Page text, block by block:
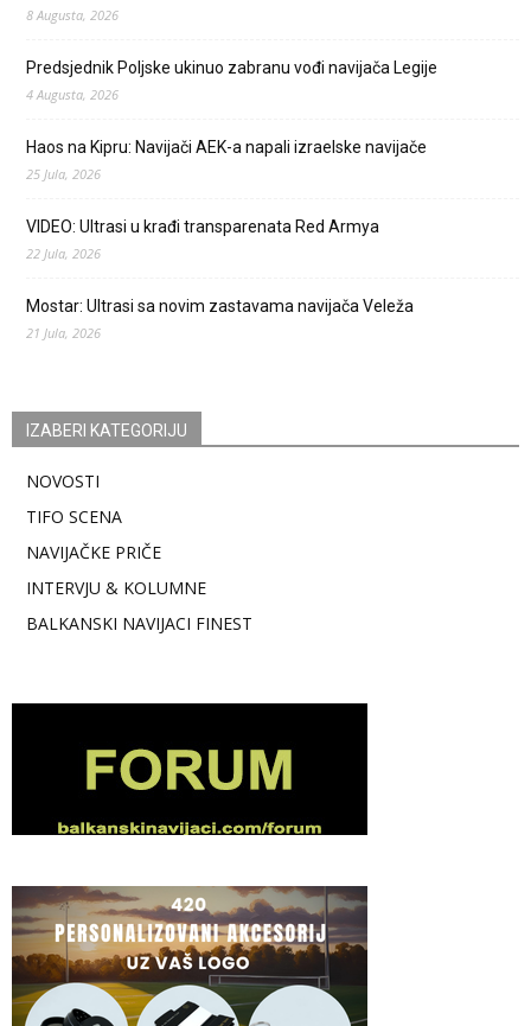
8 Augusta, 2026
Predsjednik Poljske ukinuo zabranu vođi navijača Legije
4 Augusta, 2026
Haos na Kipru: Navijači AEK-a napali izraelske navijače
25 Jula, 2026
VIDEO: Ultrasi u krađi transparenata Red Armya
22 Jula, 2026
Mostar: Ultrasi sa novim zastavama navijača Veleža
21 Jula, 2026
IZABERI KATEGORIJU
NOVOSTI
TIFO SCENA
NAVIJAČKE PRIČE
INTERVJU & KOLUMNE
BALKANSKI NAVIJACI FINEST